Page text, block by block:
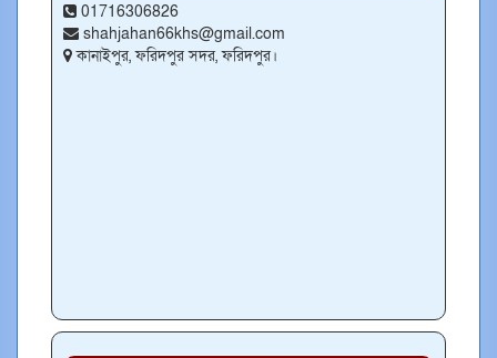
01716306826
shahjahan66khs@gmail.com
কানাইপুর, ফরিদপুর সদর, ফরিদপুর।